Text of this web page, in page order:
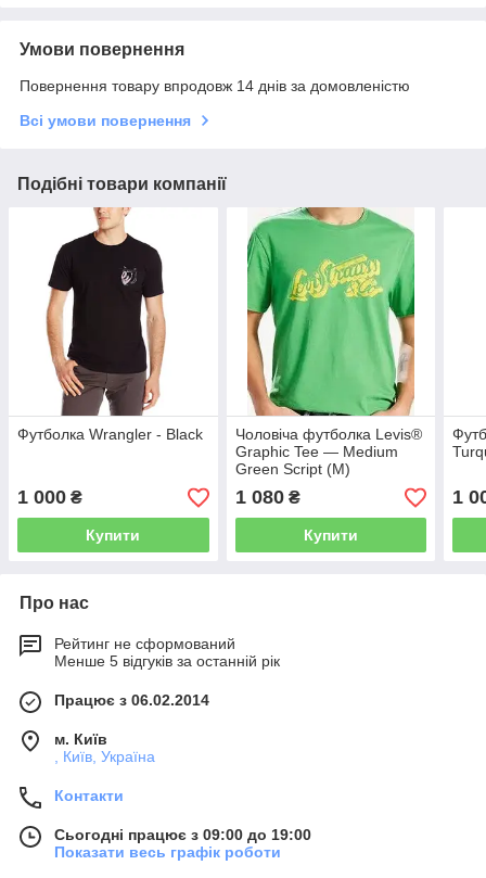
Умови повернення
Повернення товару впродовж 14 днів за домовленістю
Всі умови повернення
Подібні товари компанії
Футболка Wrangler - Black
1 000 ₴
Купити
Чоловіча футболка Levis®
Graphic Tee — Medium
Green Script (M)
1 080₴
Купити
1
Про нас
Рейтинг не сформований
Менше 5 відгуків за останній рік
Працює з 06.02.2014
м. Київ
, Київ, Україна
Контакти
Сьогодні працює з 09:00 до 19:00
Показати весь графік роботи